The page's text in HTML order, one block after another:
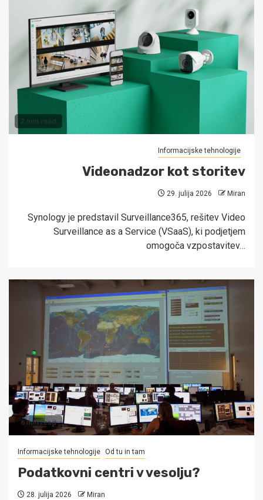
2 min read
Informacijske tehnologije
Videonadzor kot storitev
29. julija 2026 Miran
Synology je predstavil Surveillance365, rešitev Video
Surveillance as a Service (VSaaS), ki podjetjem
omogoča vzpostavitev…
6 min read
Informacijske tehnologije Od tu in tam
Podatkovni centri v vesolju?
28. julija 2026 Miran